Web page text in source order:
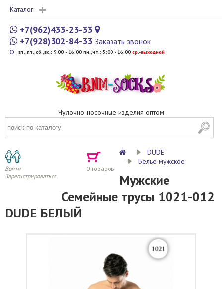
Каталог
+7(962)433-23-33
+7(928)302-84-33 Заказать звонок
вт.,пт.,сб.,вс.: 9:00 - 16:00 пн.,чт.: 5:00 - 16:00 cр.-выходной
Чулочно-носочные изделия оптом
Войти
Зарегистрироваться
0 товаров
DUDE
Бельё мужское
Мужские
Семейные трусы 1021-012
DUDE БЕЛЫЙ